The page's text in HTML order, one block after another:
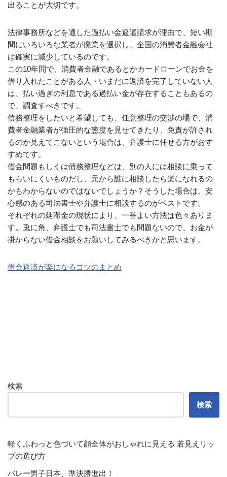
出ることが大切です。
法律事務所などを通した過払い金返還請求が理由で、短い期
間にいろいろな業者が廃業を選択し、全国の消費者金融会社
は確実に減少しているのです。
この10年間で、消費者金融であるとかカードローンでお金を
借り入れたことがある人・いまだに返済を完了していない人
は、払い過ぎの利息である過払い金が存在することもあるの
で、調査すべきです。
債務整理をしたいと希望しても、任意整理の交渉の場で、消
費者金融業者が強圧的な態度を見せてきたり、免責が許され
るのか見えてこないという場合は、弁護士に任せる方がおす
すめです。
借金問題もしくは債務整理などは、別の人には相談に乗って
もらいにくいものだし、元から誰に相談したら楽になれるの
かもわからないのではないでしょうか？そうした場合は、安
心感のある司法書士や弁護士に相談するのがベストです。
それぞれの延滞金の現状により、一番よい方法は色々ありま
す。兎に角、弁護士でも司法書士でも問題ないので、お金が
掛からない借金相談をお願いしてみるべきかと思います。
借金返済が楽になるコツのまとめ
検索
検索
軽くふわっと色づいて顔全体がおしゃれに見える 若見えリッ
プの選び方
バレー男子日本、準決勝進出！